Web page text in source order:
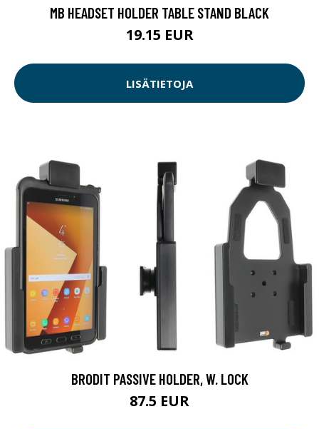
MB HEADSET HOLDER TABLE STAND BLACK
19.15 EUR
LISÄTIETOJA
BRODIT PASSIVE HOLDER, W. LOCK
87.5 EUR